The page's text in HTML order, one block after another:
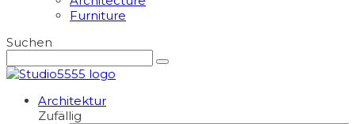
Furniture
Suchen
Architektur
Zufällig